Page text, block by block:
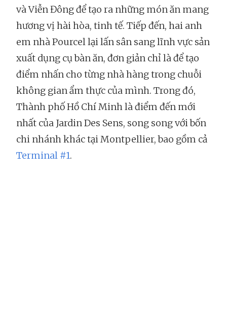
và Viễn Đông để tạo ra những món ăn mang
hương vị hài hòa, tinh tế. Tiếp đến, hai anh
em nhà Pourcel lại lấn sân sang lĩnh vực sản
xuất dụng cụ bàn ăn, đơn giản chỉ là để tạo
điểm nhấn cho từng nhà hàng trong chuỗi
không gian ẩm thực của mình. Trong đó,
Thành phố Hồ Chí Minh là điểm đến mới
nhất của Jardin Des Sens, song song với bốn
chi nhánh khác tại Montpellier, bao gồm cả
Terminal #1.